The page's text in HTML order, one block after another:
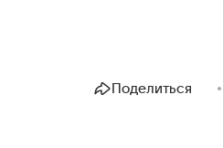
Поделиться